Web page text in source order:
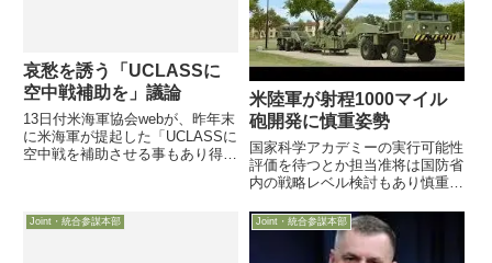
哀愁を誘う「UCLASSに
空中戦補助を」議論
13日付米海軍協会webが、昨年末
に米海軍が提起した「UCLASSに
空中戦を補助させる事もあり得
米陸軍が射程1000マイル
砲開発に慎重姿勢
国家科学アカデミーの実行可能性
評価を待つとか担当准将は国防省
内の戦略レベル検討もあり慎重に
タイプ試験は難しく米陸軍で射程
1000nm（1800㎞以上）を目指す
「Long-Range Precision Fir...
Joint・統合参謀本部 Joint・統合参謀本部